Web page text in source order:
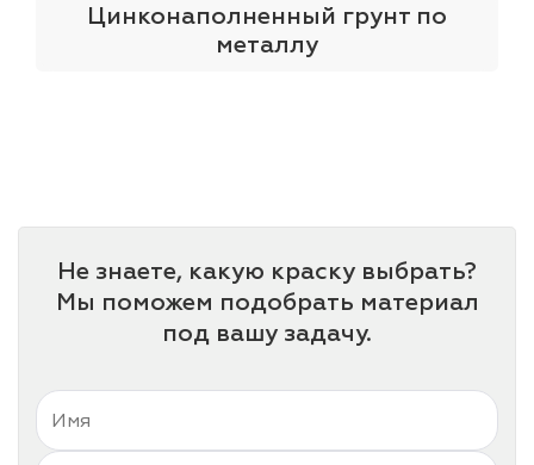
Цинконаполненный грунт по
металлу
Не знаете, какую краску выбрать?
Мы поможем подобрать материал
под вашу задачу.